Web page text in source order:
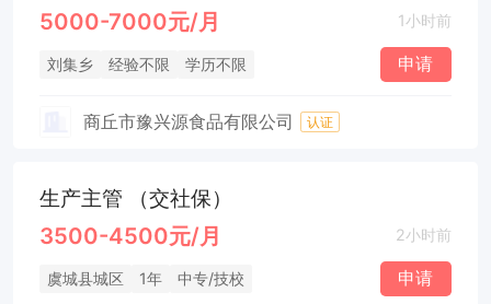
5000-7000元/月 1小时前
刘集乡 经验不限 学历不限 申请
商丘市豫兴源食品有限公司 认证
生产主管 （交社保）
3500-4500元/月 2小时前
虞城县城区 1年 中专/技校 申请